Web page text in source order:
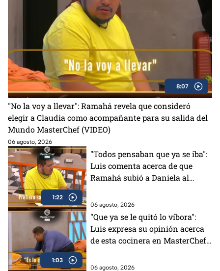
8:07
"No la voy a llevar": Ramahá revela que consideró
elegir a Claudia como acompañante para su salida del
Mundo MasterChef (VIDEO)
06 agosto, 2026
1:22
"Todos pensaban que ya se iba":
Luis comenta acerca de que
Ramahá subió a Daniela al
06 agosto, 2026
1:03
"Que ya se le quitó lo víbora":
Luis expresa su opinión acerca
de esta cocinera en MasterChef
06 agosto, 2026